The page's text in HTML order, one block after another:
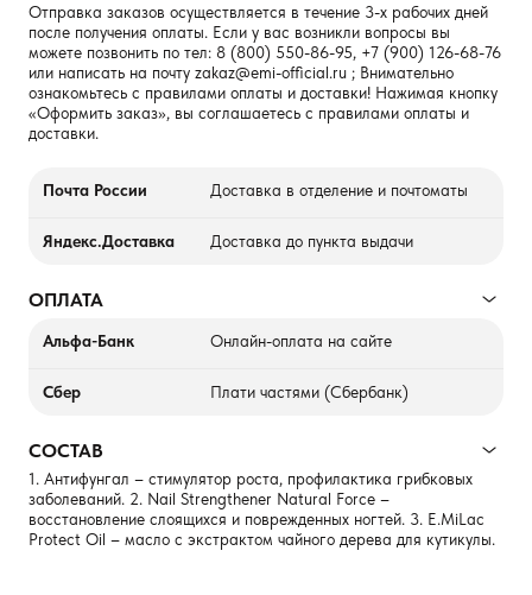
Отправка заказов осуществляется в течение 3-х рабочих дней
после получения оплаты. Если у вас возникли вопросы вы
можете позвонить по тел: 8 (800) 550-86-95, +7 (900) 126-68-76
или написать на почту zakaz@emi-official.ru ; Внимательно
ознакомьтесь с правилами оплаты и доставки! Нажимая кнопку
«Оформить заказ», вы соглашаетесь с правилами оплаты и
доставки.
Почта России Доставка в отделение и почтоматы
Яндекс.Доставка Доставка до пункта выдачи
ОПЛАТА
Альфа-Банк Онлайн-оплата на сайте
Сбер Плати частями (Сбербанк)
СОСТАВ
1. Антифунгал – стимулятор роста, профилактика грибковых
заболеваний. 2. Nail Strengthener Natural Force –
восстановление слоящихся и поврежденных ногтей. 3. E.MiLac
Protect Oil – масло с экстрактом чайного дерева для кутикулы.